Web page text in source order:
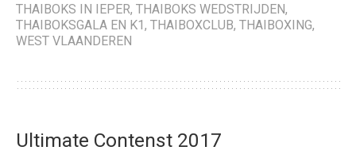
THAIBOKS IN IEPER, THAIBOKS WEDSTRIJDEN,
THAIBOKSGALA EN K1, THAIBOXCLUB, THAIBOXING,
WEST VLAANDEREN
Ultimate Contenst 2017